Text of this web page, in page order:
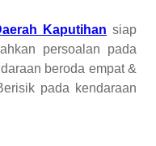
Kaputihan siap
persoalan pada
beroda empat &
pada kendaraan